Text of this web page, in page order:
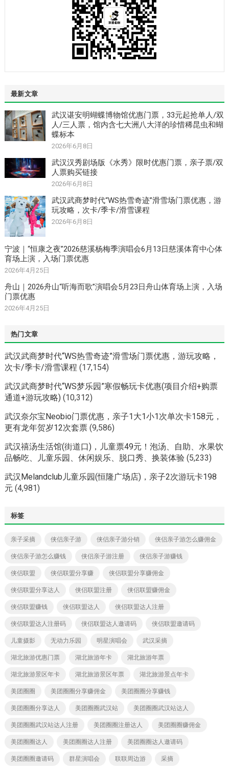
最新文章
武汉谌安明蝴蝶博物馆优惠门票，33元起抢单人/双
人/三人票，馆内含七大洲八大洋的珍惜稀昆虫和蝴
蝶标本
2026年6月8日
武汉汉秀剧场版《水秀》限时优惠门票，亲子票/双
人票购买链接
2026年6月8日
武汉武商梦时代“WS热雪奇迹”滑雪场门票优惠，游
玩攻略，次卡/季卡/滑雪课程
2026年6月8日
宁波｜“恒康之夜”2026慈溪杨梅季演唱会6月13日慈溪体育中心体
育场上演，入场门票优惠
2026年4月25日
舟山｜2026舟山“听海而歌”演唱会5月23日舟山体育场上演，入场
门票优惠
2026年4月25日
热门文章
武汉武商梦时代“WS热雪奇迹”滑雪场门票优惠，游玩攻略，
次卡/季卡/滑雪课程 (17,154)
武汉武商梦时代“WS梦乐园”寒假畅玩卡优惠(项目介绍+购票
通道+游玩攻略) (10,312)
武汉奈尔宝Neobio门票优惠，亲子1大1小1次单次卡158元，
更有龙年贺岁12次套票 (9,586)
武汉禧汤生活馆(街道口)，儿童票49元！泡汤、自助、水果饮
品畅吃、儿童乐园、休闲娱乐、脱口秀、换装体验 (5,233)
武汉Melandclub儿童乐园(恒隆广场店)，亲子2次游玩卡198
元 (4,981)
标签
亲子采摘 侠侣亲子游 侠侣亲子游分销 侠侣亲子游怎么赚佣金
侠侣亲子游怎么赚钱 侠侣亲子游注册 侠侣亲子游赚钱
侠侣联盟 侠侣联盟分享赚 侠侣联盟分享赚佣金
侠侣联盟分享达人 侠侣联盟注册 侠侣联盟赚佣金
侠侣联盟赚钱 侠侣联盟达人 侠侣联盟达人注册
侠侣联盟达人注册码 侠侣联盟达人邀请码 侠侣联盟邀请码
儿童摄影 无动力乐园 明星演唱会 武汉采摘
湖北旅游优惠门票 湖北旅游年卡 湖北旅游年票
湖北旅游景区年卡 湖北旅游景区年票 湖北旅游景点年卡
美团圈圈 美团圈圈分享赚佣金 美团圈圈分享赚钱
美团圈圈分享达人 美团圈圈武汉站 美团圈圈武汉站达人
美团圈圈武汉站达人注册 美团圈圈注册达人 美团圈圈赚佣金
美团圈圈达人 美团圈圈达人注册 美团圈圈达人邀请码
美团圈圈邀请码 群星演唱会 联联周边游 采摘